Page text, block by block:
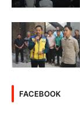
FACEBOOK